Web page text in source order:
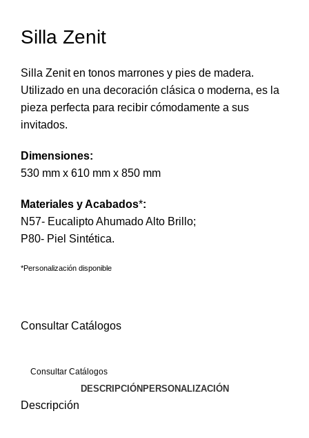
Silla Zenit
Silla Zenit en tonos marrones y pies de madera.
Utilizado en una decoración clásica o moderna, es la
pieza perfecta para recibir cómodamente a sus
invitados.
Dimensiones:
530 mm x 610 mm x 850 mm
Materiales y Acabados*:
N57- Eucalipto Ahumado Alto Brillo;
P80- Piel Sintética.
*Personalización disponible
Consultar Catálogos
Consultar Catálogos
DESCRIPCIÓNPERSONALIZACIÓN
Descripción